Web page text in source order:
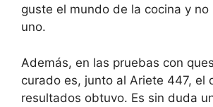
guste el mundo de la cocina y no
uno.
Además, en las pruebas con
curado es, junto al Ariete 447, el
resultados obtuvo. Es sin duda